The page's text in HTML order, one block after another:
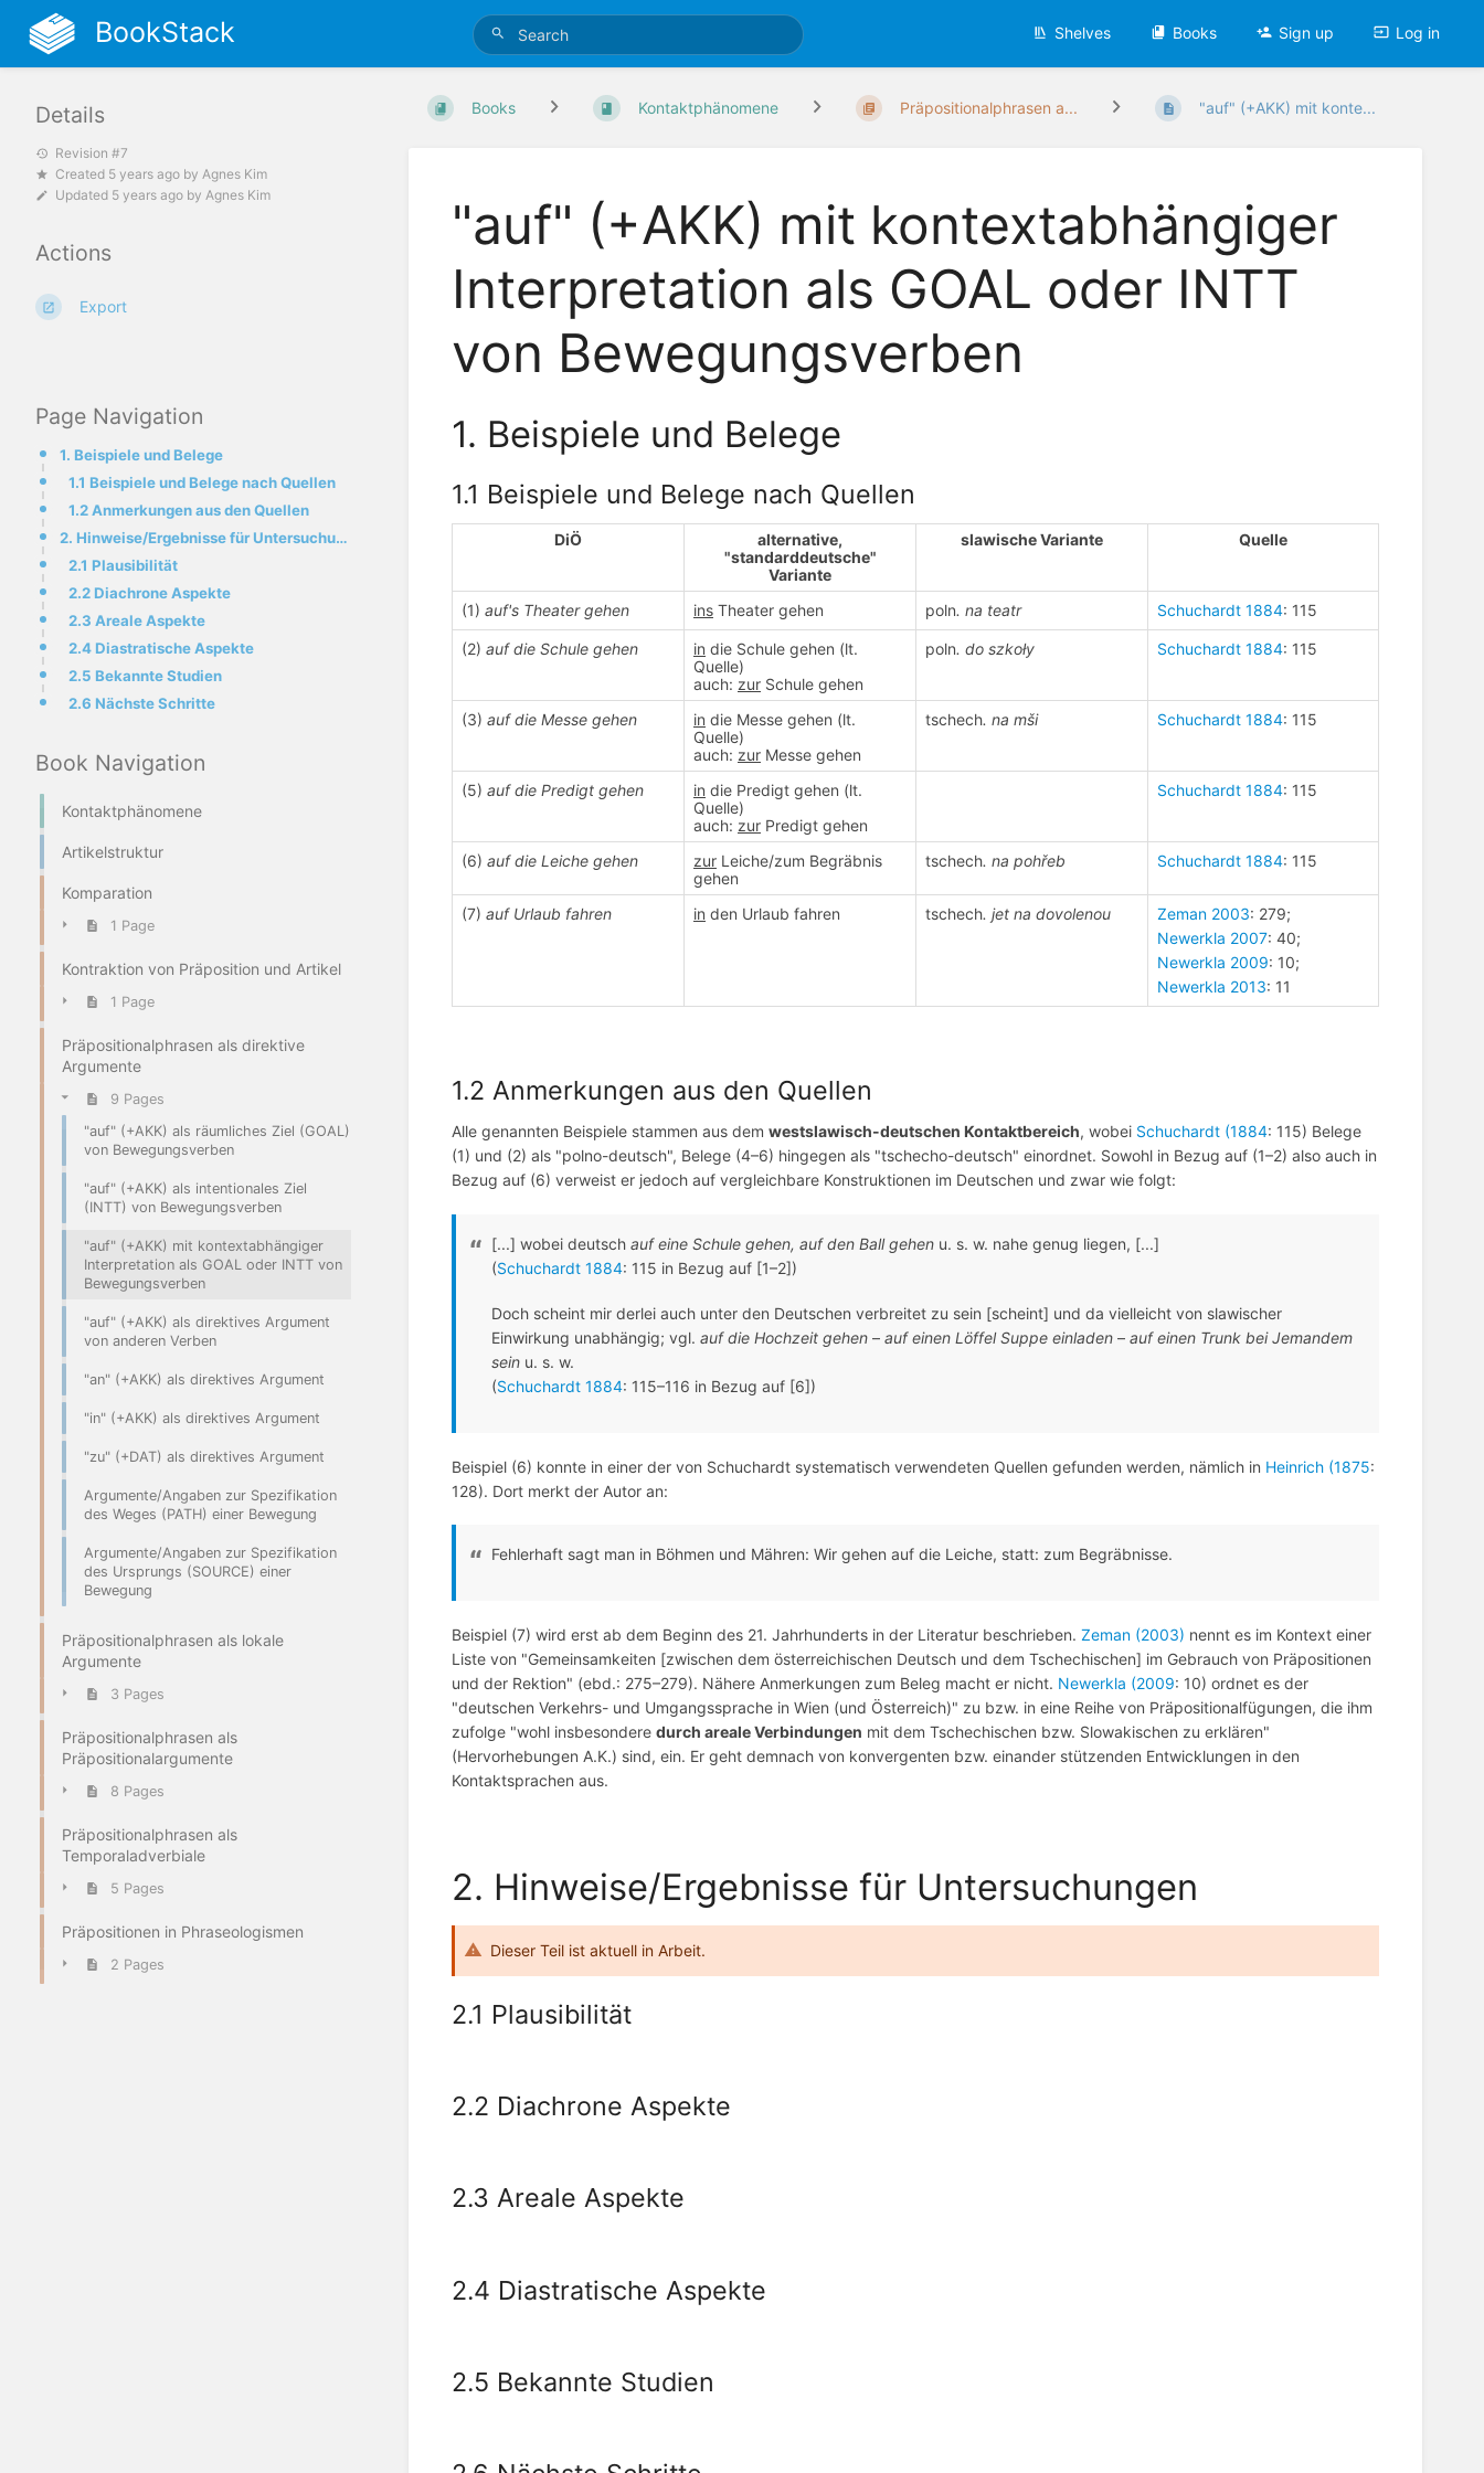
BookStack Shelves Books Sign up Log in
Page Navigation
1. Beispiele und Belege
1.1 Beispiele und Belege nach Quellen
1.2 Anmerkungen aus den Quellen
2. Hinweise/Ergebnisse für Untersuchungen
2.1 Plausibilität
2.2 Diachrone Aspekte
2.3 Areale Aspekte
2.4 Diastratische Aspekte
2.5 Bekannte Studien
2.6 Nächste Schritte
Book Navigation
Kontaktphänomene
Artikelstruktur
Komparation
1 Page
Kontraktion von Präposition und Artikel
1 Page
Präpositionalphrasen als direktive
Argumente
9 Pages
"auf" (+AKK) als räumliches Ziel (GOAL)
von Bewegungsverben
"auf" (+AKK) als intentionales Ziel
(INTT) von Bewegungsverben
"auf" (+AKK) mit kontextabhängiger
Interpretation als GOAL oder INTT von
Bewegungsverben
"auf" (+AKK) als direktives Argument
von anderen Verben
"an" (+AKK) als direktives Argument
"in" (+AKK) als direktives Argument
"zu" (+DAT) als direktives Argument
Argumente/Angaben zur Spezifikation
des Weges (PATH) einer Bewegung
Argumente/Angaben zur Spezifikation
des Ursprungs (SOURCE) einer
Bewegung
Präpositionalphrasen als lokale
Argumente
3 Pages
Präpositionalphrasen als
Präpositionalargumente
8 Pages
Präpositionalphrasen als
Temporaladverbiale
5 Pages
Präpositionen in Phraseologismen
2 Pages
Books Kontaktphänomene Präpositionalphrasen a... "auf" (+AKK) mit konte...
"auf" (+AKK) mit kontextabhängiger
Interpretation als GOAL oder INTT
von Bewegungsverben
1. Beispiele und Belege
1.1 Beispiele und Belege nach Quellen
DiÖ
alternative,
"standarddeutsche"
Variante
slawische Variante Quelle
(1) auf's Theater gehen ins Theater gehen poln. na teatr Schuchardt 1884: 115
(2) auf die Schule gehen in die Schule gehen (lt.
Quelle)
auch: zur Schule gehen
poln. do szkoły Schuchardt 1884: 115
(3) auf die Messe gehen in die Messe gehen (lt.
Quelle)
auch: zur Messe gehen
tschech. na mši Schuchardt 1884: 115
(5) auf die Predigt gehen in die Predigt gehen (lt.
Quelle)
auch: zur Predigt gehen
Schuchardt 1884: 115
(6) auf die Leiche gehen zur Leiche/zum Begräbnis
gehen
tschech. na pohřeb Schuchardt 1884: 115
(7) auf Urlaub fahren in den Urlaub fahren tschech. jet na dovolenou Zeman 2003: 279;
Newerkla 2007: 40;
Newerkla 2009: 10;
Newerkla 2013: 11
1.2 Anmerkungen aus den Quellen
Alle genannten Beispiele stammen aus dem westslawisch-deutschen Kontaktbereich, wobei Schuchardt (1884: 115) Belege
(1) und (2) als "polno-deutsch", Belege (4–6) hingegen als "tschecho-deutsch" einordnet. Sowohl in Bezug auf (1–2) also auch in
Bezug auf (6) verweist er jedoch auf vergleichbare Konstruktionen im Deutschen und zwar wie folgt:
[...] wobei deutsch auf eine Schule gehen, auf den Ball gehen u. s. w. nahe genug liegen, [...]
(Schuchardt 1884: 115 in Bezug auf [1–2])
Doch scheint mir derlei auch unter den Deutschen verbreitet zu sein [scheint] und da vielleicht von slawischer
Einwirkung unabhängig; vgl. auf die Hochzeit gehen – auf einen Löffel Suppe einladen – auf einen Trunk bei Jemandem
sein u. s. w.
(Schuchardt 1884: 115–116 in Bezug auf [6])
Beispiel (6) konnte in einer der von Schuchardt systematisch verwendeten Quellen gefunden werden, nämlich in Heinrich (1875:
128). Dort merkt der Autor an:
Fehlerhaft sagt man in Böhmen und Mähren: Wir gehen auf die Leiche, statt: zum Begräbnisse.
Beispiel (7) wird erst ab dem Beginn des 21. Jahrhunderts in der Literatur beschrieben. Zeman (2003) nennt es im Kontext einer
Liste von "Gemeinsamkeiten [zwischen dem österreichischen Deutsch und dem Tschechischen] im Gebrauch von Präpositionen
und der Rektion" (ebd.: 275–279). Nähere Anmerkungen zum Beleg macht er nicht. Newerkla (2009: 10) ordnet es der
"deutschen Verkehrs- und Umgangssprache in Wien (und Österreich)" zu bzw. in eine Reihe von Präpositionalfügungen, die ihm
zufolge "wohl insbesondere durch areale Verbindungen mit dem Tschechischen bzw. Slowakischen zu erklären"
(Hervorhebungen A.K.) sind, ein. Er geht demnach von konvergenten bzw. einander stützenden Entwicklungen in den
Kontaktsprachen aus.
2. Hinweise/Ergebnisse für Untersuchungen
Dieser Teil ist aktuell in Arbeit.
2.1 Plausibilität
2.2 Diachrone Aspekte
2.3 Areale Aspekte
2.4 Diastratische Aspekte
2.5 Bekannte Studien
Details
Revision #7
Created 5 years ago by Agnes Kim
Updated 5 years ago by Agnes Kim
Actions
Export